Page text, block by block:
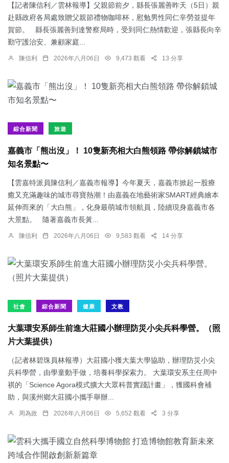
【記者陳信利／雲林報導】父親節前夕，縣長張麗善昨天（5日）親
赴縣政府各局處致贈父親節禮物咖啡杯，慰勉男性同仁辛勞並提年
賀節。 縣長張麗善到達警察局時，受到同仁熱情歡迎，張縣長向辛
勤守護治安、兼顧家庭...
陳信利 2026年八月06日 9,473 觀看 13 分享
綜合新聞 旅遊
嘉義市「熊出沒」！ 10隻新亮相大白熊領路 帶你解鎖城市
知名景點〜
【雲嘉特派員陳信利／嘉義市報導】今年夏天，嘉義市掀起一股療
癒又充滿趣味的城市尋寶熱潮！由嘉義在地藝術家SMART經典繪本
延伸而來的「大白熊」，化身最萌城市領航員，陸續現身嘉義市各
大景點。 隨著嘉義市長黃...
陳信利 2026年八月06日 9,583 觀看 14 分享
社會 綜合新聞 健康 文教
大葉環安系師生前進大莊國小辦理防災小尖兵科學營。（照
片大葉提供）
（記者林碧珠員林報導）大莊國小獲大葉大學協助，辦理防災小尖
兵科學營，由學童動手做，培養科學探索力。 大葉環安系主任周中
祺的「Science Agora模式擴大大眾科普實踐計畫」，獲國科會補
助，與溪州鄉大莊國小攜手舉辦...
周為政 2026年八月06日 5,652 觀看 3 分享